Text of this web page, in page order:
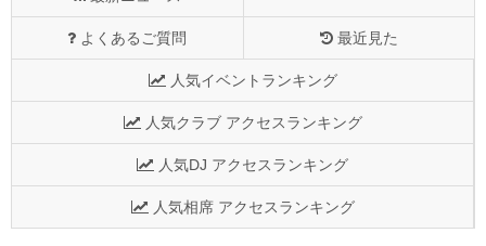
よくあるご質問 最近見た
人気イベントランキング
人気クラブ アクセスランキング
人気DJ アクセスランキング
人気相席 アクセスランキング